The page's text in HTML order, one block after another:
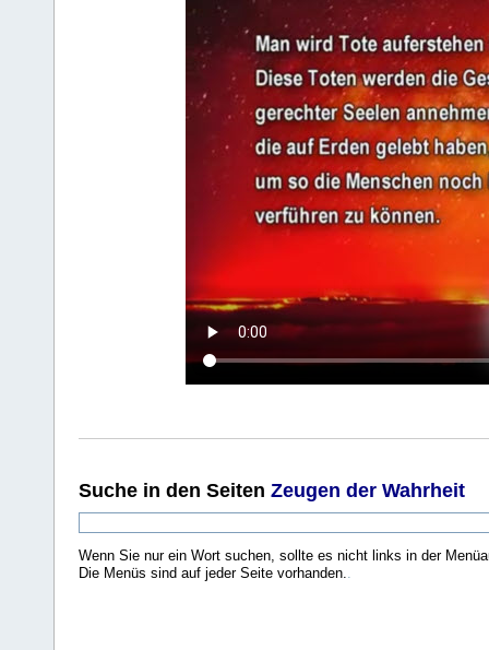
Suche in den Seiten Zeugen der Wahrheit
Wenn Sie nur ein Wort suchen, sollte es nicht links in der
Die Menüs sind auf jeder Seite vorhanden..